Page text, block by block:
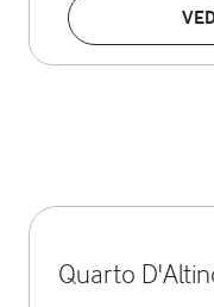
Quarto